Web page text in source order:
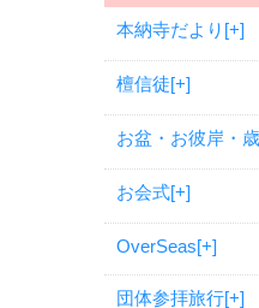
本納寺だより [+]
檀信徒[+]
お盆・お彼岸・
お会式[+]
OverSeas[+]
団体参拝旅行[+]